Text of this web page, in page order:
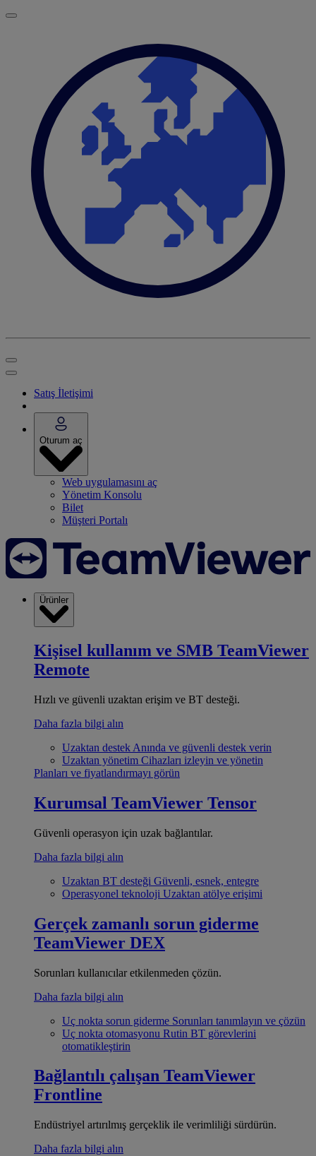
Satış İletişimi
Oturum aç
Web uygulamasını aç
Yönetim Konsolu
Bilet
Müşteri Portalı
Ürünler
Kişisel kullanım ve SMB TeamViewer
Remote
Hızlı ve güvenli uzaktan erişim ve BT desteği.
Daha fazla bilgi alın
Uzaktan destek Anında ve güvenli destek verin
Uzaktan yönetim Cihazları izleyin ve yönetin
Planları ve fiyatlandırmayı görün
Kurumsal TeamViewer Tensor
Güvenli operasyon için uzak bağlantılar.
Daha fazla bilgi alın
Uzaktan BT desteği Güvenli, esnek, entegre
Operasyonel teknoloji Uzaktan atölye erişimi
Gerçek zamanlı sorun giderme
TeamViewer DEX
Sorunları kullanıcılar etkilenmeden çözün.
Daha fazla bilgi alın
Uç nokta sorun giderme Sorunları tanımlayın ve çözün
Uç nokta otomasyonu Rutin BT görevlerini
otomatikleştirin
Bağlantılı çalışan TeamViewer
Frontline
Endüstriyel artırılmış gerçeklik ile verimliliği sürdürün.
Daha fazla bilgi alın